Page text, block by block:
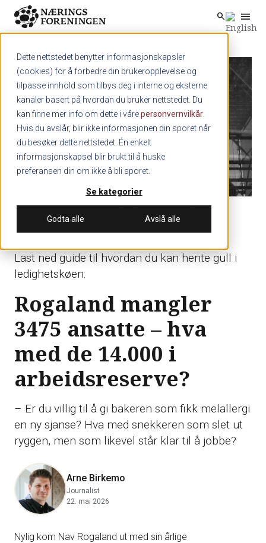
Dette nettstedet benytter informasjonskapsler
(cookies) for å forbedre din brukeropplevelse og
tilpasse innhold som tilbys deg i interne og eksterne
kanaler basert på hvordan du bruker nettstedet. Du
kan finne mer info om dette i vårepersonvernvilkår
Hvis du avslår, blir ikke informasjonen din sporet når
du besøker dette nettstedet. Én enkelt
informasjonskapsel blir brukt til å huske
preferansen din om ikke å bli sporet.
Se kategorier
Godta alle Avslå alle
Skip to main content search menu
Bygg og anlegg er en av bransjene som har størst
rekrutteringsutfrodringer, ifølge Nav.
Last ned guide til hvordan du kan hente gull i
ledighetskøen:
Rogaland mangler
3475 ansatte – hva
med de 14.000 i
arbeidsreserve?
– Er du villig til å gi bakeren som fikk melallergi
en ny sjanse? Hva med snekkeren som slet ut
ryggen, men som likevel står klar til å jobbe?
Arne Birkemo
Journalist
22. mai 2026
Nylig kom Nav Rogaland ut med sin årlige